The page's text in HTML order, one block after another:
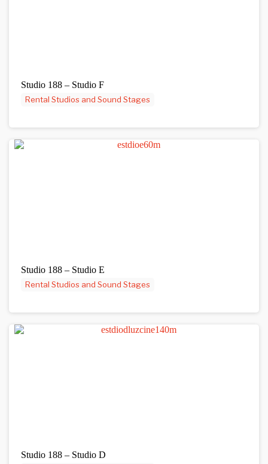
Studio 188 – Studio F
Rental Studios and Sound Stages
Studio 188 – Studio E
Rental Studios and Sound Stages
Studio 188 – Studio D